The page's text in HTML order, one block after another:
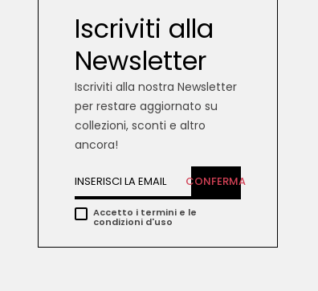
Iscriviti alla
Newsletter
Iscriviti alla nostra Newsletter
per restare aggiornato su
collezioni, sconti e altro
ancora!
CONFERMA
Accetto i termini e le
condizioni d'uso